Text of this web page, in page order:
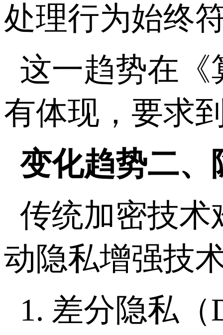
处理行为始终
这一趋势在《
有体现，要求
变化趋势二
传统加密技术
动隐私增强技
1. 差分隐私